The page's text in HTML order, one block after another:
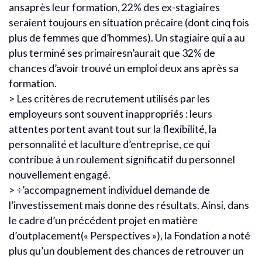
ansaprès leur formation, 22% des ex-stagiaires
seraient toujours en situation précaire (dont cinq fois
plus de femmes que d’hommes). Un stagiaire qui a au
plus terminé ses primairesn’aurait que 32% de
chances d’avoir trouvé un emploi deux ans après sa
formation.
> Les critères de recrutement utilisés par les
employeurs sont souvent inappropriés : leurs
attentes portent avant tout sur la flexibilité, la
personnalité et laculture d’entreprise, ce qui
contribue à un roulement significatif du personnel
nouvellement engagé.
> ÷’accompagnement individuel demande de
l’investissement mais donne des résultats. Ainsi, dans
le cadre d’un précédent projet en matière
d’outplacement(« Perspectives »), la Fondation a noté
plus qu’un doublement des chances de retrouver un